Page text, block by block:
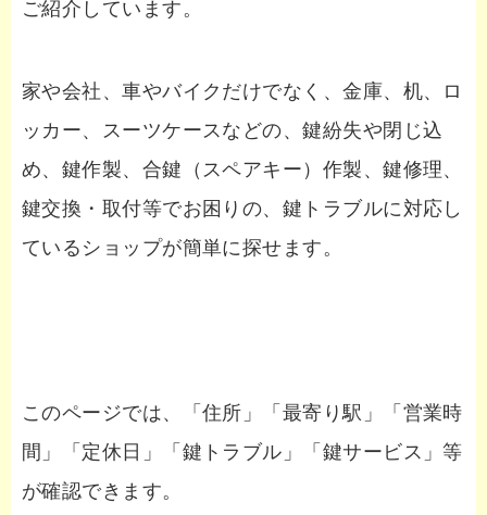
ご紹介しています。
家や会社、車やバイクだけでなく、金庫、机、ロ
ッカー、スーツケースなどの、鍵紛失や閉じ込
め、鍵作製、合鍵（スペアキー）作製、鍵修理、
鍵交換・取付等でお困りの、鍵トラブルに対応し
ているショップが簡単に探せます。
このページでは、「住所」「最寄り駅」「営業時
間」「定休日」「鍵トラブル」「鍵サービス」等
が確認できます。